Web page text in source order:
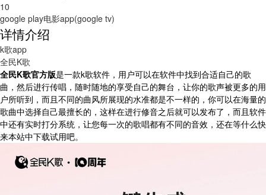
10
google play电影app(google tv)
详情介绍
k歌app
全民K歌
全民K歌官方版是一款k歌软件，用户可以在软件中找到合适自己的歌
曲，然后进行传唱，随时随地的享受自己的舞台，让你的歌声被更多的用
户所听到，而且不同的曲风所展现的水准都是不一样的，你可以在海量的
歌曲中选择自己最擅长的，这样在进行修音之后就可以发布了，而且软件
中还有实时打分系统，让您每一次的歌唱都有不同的音效，还在等什么快
来本站中下载试用吧。